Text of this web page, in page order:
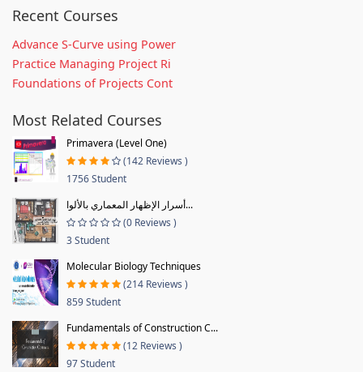
Recent Courses
Advance S-Curve using Power
Practice Managing Project Ri
Foundations of Projects Cont
Most Related Courses
Primavera (Level One)
(142 Reviews )
1756 Student
أسرار الإظهار المعماري بالألوا...
(0 Reviews )
3 Student
Molecular Biology Techniques
(214 Reviews )
859 Student
Fundamentals of Construction C...
(12 Reviews )
97 Student